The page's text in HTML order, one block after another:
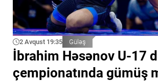
2 Avqust 19:35 Güləş
İbrahim Həsənov U-17
çempionatında gümüş